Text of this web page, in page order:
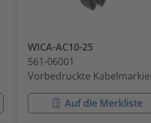
WICA-AC10-25
561-06001
Vorbedruckte
Auf die Merkliste